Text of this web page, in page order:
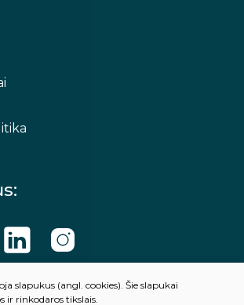
slapukus (angl. cookies). Šie slapukai
ir rinkodaros tikslais.